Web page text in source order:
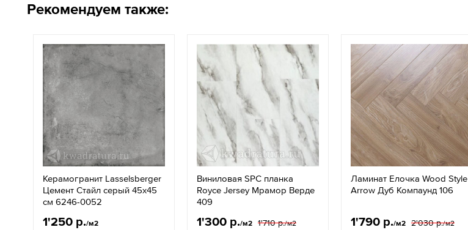
Рекомендуем также:
Керамогранит Lasselsberger
Цемент Стайл серый 45х45
см 6246-0052
1'250 р./м2
Виниловая SPC планка
Royce Jersey Мрамор Верде
409
1'300 р./м2 1'710 р./м2
Ламинат Елочка Wood Style
Arrow Дуб Компаунд 106
1'790 р./м2 2'030 р./м2